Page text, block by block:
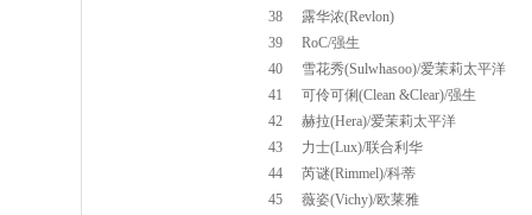
38
露华浓(Revlon)
39
RoC/强生
40
雪花秀(Sulwhasoo)/爱茉莉太平洋
41
可伶可俐(Clean &Clear)/强生
42
赫拉(Hera)/爱茉莉太平洋
43
力士(Lux)/联合利华
44
芮谜(Rimmel)/科蒂
45
薇姿(Vichy)/欧莱雅